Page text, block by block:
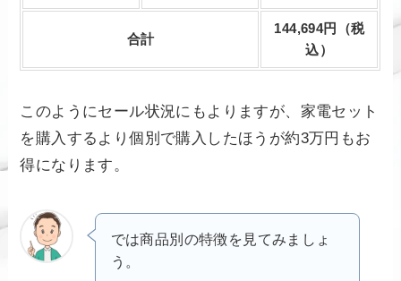
合計
144,694円（税
込）
このようにセール状況にもよりますが、家電セット
を購入するより個別で購入したほうが約3万円もお
得になります。
では商品別の特徴を見てみましょ
う。